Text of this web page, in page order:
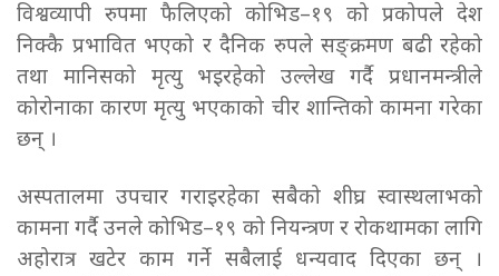
विश्वव्यापी रुपमा फैलिएको कोभिड–१९ को प्रकोपले देश
निक्कै प्रभावित भएको र दैनिक रुपले सङ्क्रमण बढी रहेको
तथा मानिसको मृत्यु भइरहेको उल्लेख गर्दै प्रधानमन्त्रीले
कोरोनाका कारण मृत्यु भएकाको चीर शान्तिको कामना गरेका
छन् ।
अस्पतालमा उपचार गराइरहेका सबैको शीघ्र स्वास्थलाभको
कामना गर्दै उनले कोभिड–१९ को नियन्त्रण र रोकथामका लागि
अहोरात्र खटेर काम गर्ने सबैलाई धन्यवाद दिएका छन् ।